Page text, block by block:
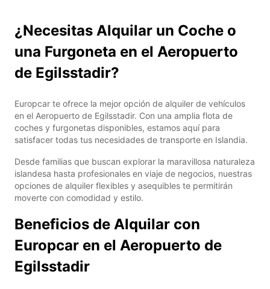
¿Necesitas Alquilar un Coche o
una Furgoneta en el Aeropuerto
de Egilsstadir?
Europcar te ofrece la mejor opción de alquiler de vehículos
en el Aeropuerto de Egilsstadir. Con una amplia flota de
coches y furgonetas disponibles, estamos aquí para
satisfacer todas tus necesidades de transporte en Islandia.
Desde familias que buscan explorar la maravillosa naturaleza
islandesa hasta profesionales en viaje de negocios, nuestras
opciones de alquiler flexibles y asequibles te permitirán
moverte con comodidad y estilo.
Beneficios de Alquilar con
Europcar en el Aeropuerto de
Egilsstadir